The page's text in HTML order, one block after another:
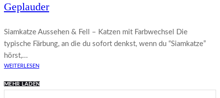
Geplauder
Siamkatze Aussehen & Fell – Katzen mit Farbwechsel Die
typische Färbung, an die du sofort denkst, wenn du “Siamkatze”
hörst,...
WEITERLESEN
MEHR LADEN